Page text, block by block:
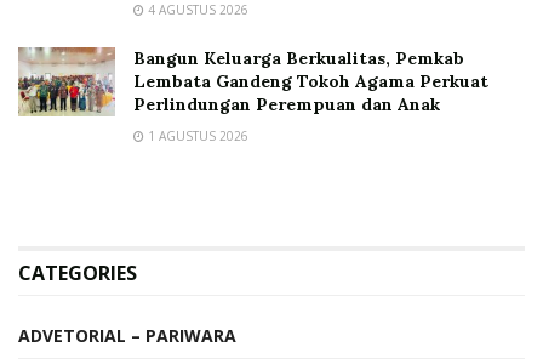
4 AGUSTUS 2026
Bangun Keluarga Berkualitas, Pemkab
Lembata Gandeng Tokoh Agama Perkuat
Perlindungan Perempuan dan Anak
1 AGUSTUS 2026
CATEGORIES
ADVETORIAL – PARIWARA